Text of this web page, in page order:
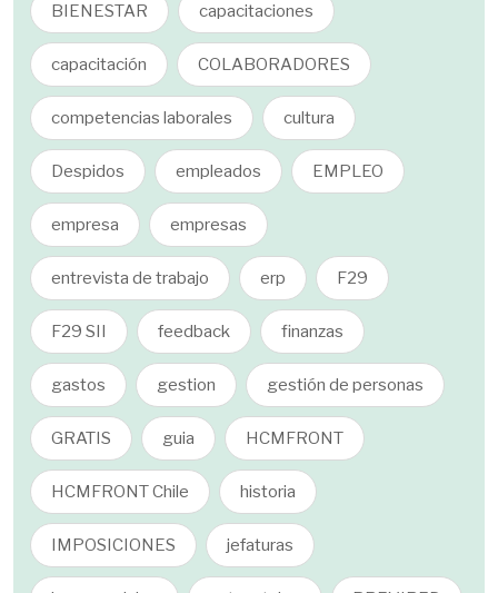
BIENESTAR capacitaciones
capacitación COLABORADORES
competencias laborales cultura
Despidos empleados EMPLEO
empresa empresas
entrevista de trabajo erp F29
F29 SII feedback finanzas
gastos gestion gestión de personas
GRATIS guia HCMFRONT
HCMFRONT Chile historia
IMPOSICIONES jefaturas